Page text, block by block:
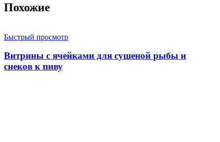
Похожие
Быстрый просмотр
Витрины с ячейками для сушеной рыбы и
снеков к пиву